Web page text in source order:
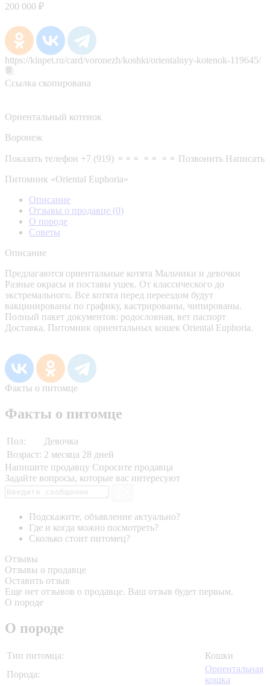
200 000 ₽
https://kinpet.ru/card/voronezh/koshki/orientalnyy-kotenok-119645/
Ссылка скопирована
Ориентальный котенок
Воронеж
Показать телефон +7 (919) ⚬⚬⚬ ⚬⚬ ⚬⚬ Позвонить Написать
Питомник «Oriental Euphoria»
Описание
Отзывы о продавце (0)
О породе
Советы
Описание
Предлагаются ориентальные котята Мальчики и девочки
Разные окрасы и поставы ушек. От классического до
экстремального. Все котята перед переездом будут
вакцинированы по графику, кастрированы, чипированы.
Полный пакет документов: родословная, вет паспорт
Доставка. Питомник ориентальных кошек Oriental Euphoria.
Факты о питомце
Факты о питомце
Пол:
Девочка
Возраст: 2 месяца 28 дней
Напишите продавцу Спросите продавца
Задайте вопросы, которые вас интересуют
Подскажите, объявление актуально?
Где и когда можно посмотреть?
Сколько стоит питомец?
Отзывы
Отзывы о продавце
Оставить отзыв
Еще нет отзывов о продавце. Ваш отзыв будет первым.
О породе
О породе
Тип питомца:
Кошки
Порода:
Ориентальная
кошка